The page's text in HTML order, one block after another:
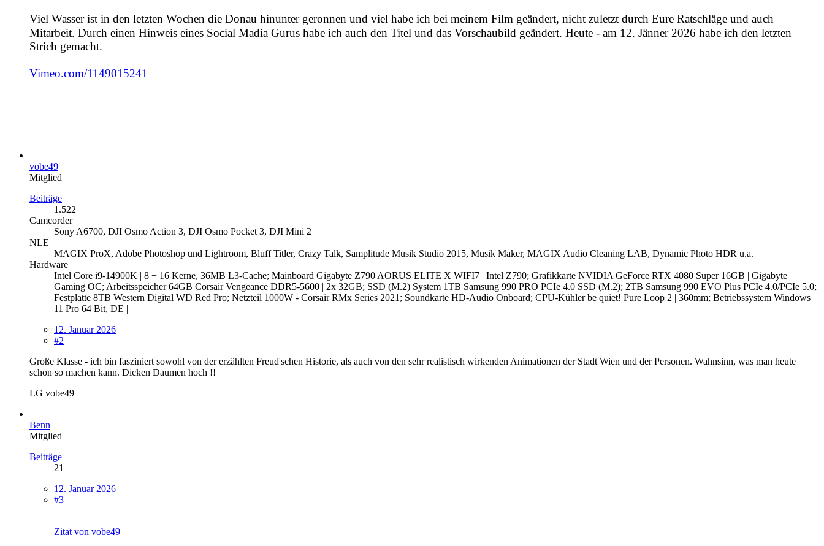
Viel Wasser ist in den letzten Wochen die Donau hinunter geronnen und viel habe ich bei meinem Film geändert, nicht zuletzt durch Eure Ratschläge und auch
Mitarbeit. Durch einen Hinweis eines Social Madia Gurus habe ich auch den Titel und das Vorschaubild geändert. Heute - am 12. Jänner 2026 habe ich den letzten
Strich gemacht.
Vimeo.com/1149015241
vobe49
Mitglied
Beiträge
1.522
Camcorder
Sony A6700, DJI Osmo Action 3, DJI Osmo Pocket 3, DJI Mini 2
NLE
MAGIX ProX, Adobe Photoshop und Lightroom, Bluff Titler, Crazy Talk, Samplitude Musik Studio 2015, Musik Maker, MAGIX Audio Cleaning LAB, Dynamic Photo HDR u.a.
Hardware
Intel Core i9-14900K | 8 + 16 Kerne, 36MB L3-Cache; Mainboard Gigabyte Z790 AORUS ELITE X WIFI7 | Intel Z790; Grafikkarte NVIDIA GeForce RTX 4080 Super 16GB | Gigabyte
Gaming OC; Arbeitsspeicher 64GB Corsair Vengeance DDR5-5600 | 2x 32GB; SSD (M.2) System 1TB Samsung 990 PRO PCIe 4.0 SSD (M.2); 2TB Samsung 990 EVO Plus PCIe 4.0/PCIe 5.0;
Festplatte 8TB Western Digital WD Red Pro; Netzteil 1000W - Corsair RMx Series 2021; Soundkarte HD-Audio Onboard; CPU-Kühler be quiet! Pure Loop 2 | 360mm; Betriebssystem Windows
11 Pro 64 Bit, DE |
12. Januar 2026
#2
Große Klasse - ich bin fasziniert sowohl von der erzählten Freud'schen Historie, als auch von den sehr realistisch wirkenden Animationen der Stadt Wien und der Personen. Wahnsinn, was man heute
schon so machen kann. Dicken Daumen hoch !!
LG vobe49
Benn
Mitglied
Beiträge
21
12. Januar 2026
#3
Zitat von vobe49